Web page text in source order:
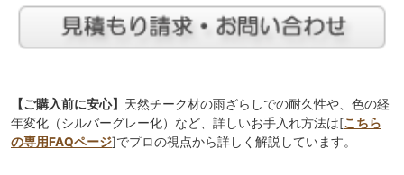
【ご購入前に安心】 天然チーク材の雨ざらしでの耐久性や、色の経
年変化（シルバーグレー化）など、詳しいお手入れ方法は[こちら
の専用FAQページ]でプロの視点から詳しく解説しています。